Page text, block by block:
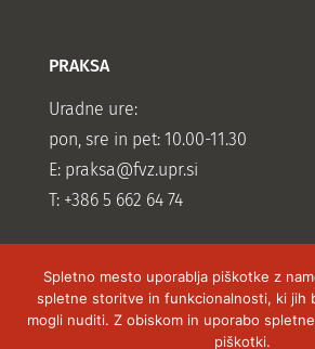
PRAKSA
Uradne ure:
pon, sre in pet: 10.00-11.30
E: praksa@fvz.upr.si
T: +386 5 662 64 74
Spletno mesto uporablja piškotke z
spletne storitve in funkcionalnosti, ki jih
mogli nuditi. Z obiskom in uporabo
piškotki.